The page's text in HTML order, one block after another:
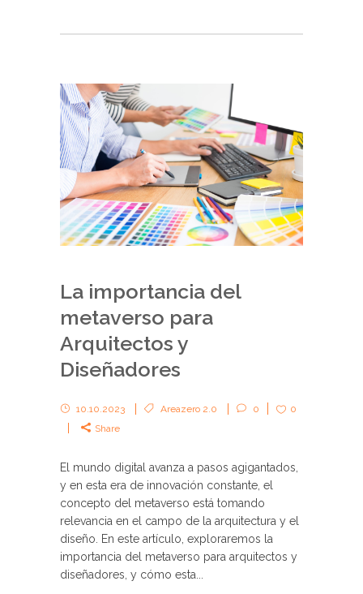
La importancia del
metaverso para
Arquitectos y
Diseñadores
10.10.2023 Areazero 2.0 0
0
Share
El mundo digital avanza a pasos agigantados,
y en esta era de innovación constante, el
concepto del metaverso está tomando
relevancia en el campo de la arquitectura y el
diseño. En este artículo, exploraremos la
importancia del metaverso para arquitectos y
diseñadores, y cómo esta...